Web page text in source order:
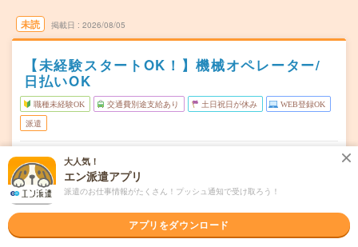
未読 掲載日 2026/08/05
【未経験スタートOK！】機械オペレーター/
日払いOK
職種未経験OK 交通費別途支給あり 土日祝日が休み WEB登録OK
派遣
勤務地
東武金崎駅から車9分
曜日頻度 月～金
08:00～16:45
大人気！
エン派遣アプリ
派遣のお仕事情報がたくさん！プッシュ通知で受け取ろう！
アプリをダウンロード